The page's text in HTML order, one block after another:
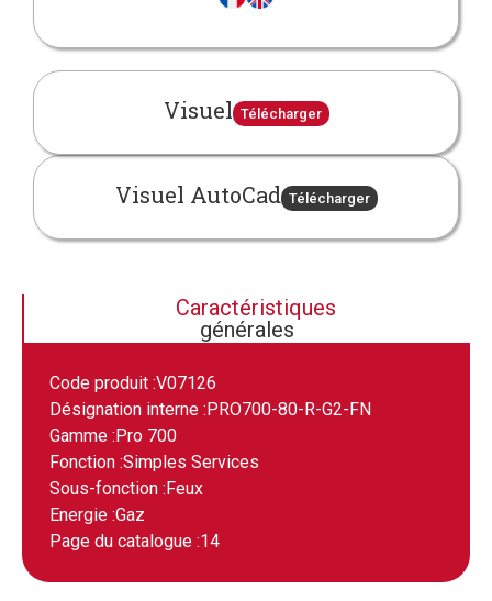
Visuel Télécharger
Visuel AutoCad Télécharger
Caractéristiques
générales
Code produit :V07126
Désignation interne : PRO700-80-R-G2-FN
Gamme : Pro 700
Fonction :Simples Services
Sous-fonction : Feux
Energie :Gaz
Page du catalogue :14